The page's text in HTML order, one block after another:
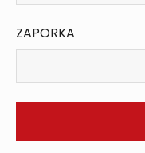
ZAPORKA